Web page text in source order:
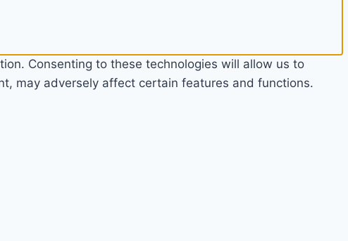
Consenting to these technologies will allow us to
may adversely affect certain features and functions.